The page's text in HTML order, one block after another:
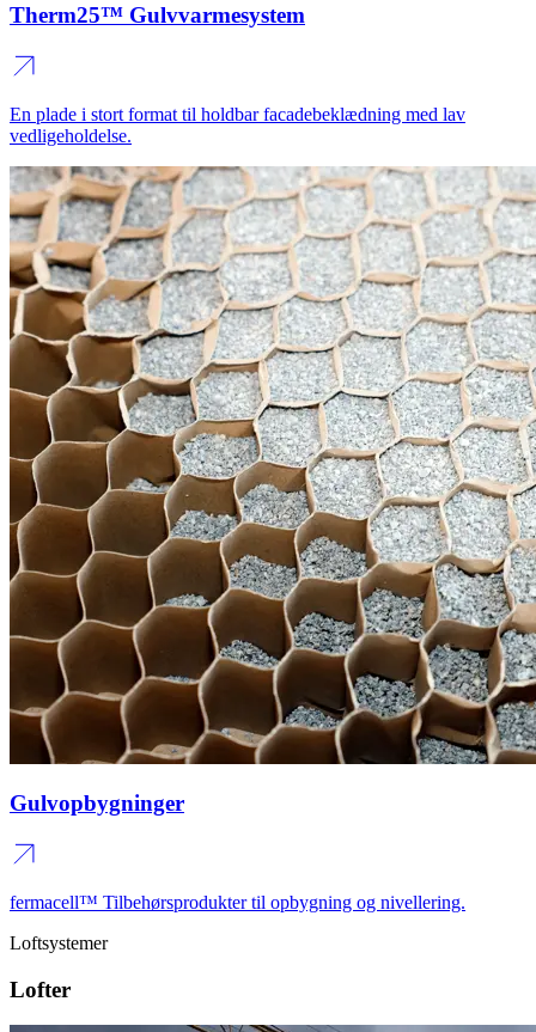
Therm25™ Gulvvarmesystem
En plade i stort format til holdbar facadebeklædning med lav
vedligeholdelse.
Gulvopbygninger
fermacell™ Tilbehørsprodukter til opbygning og nivellering.
Loftsystemer
Lofter